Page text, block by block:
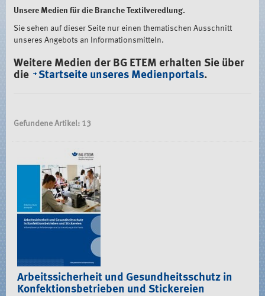
Unsere Medien für die Branche Textilveredlung.
Sie sehen auf dieser Seite nur einen thematischen Ausschnitt
unseres Angebots an Informationsmitteln.
Weitere Medien der BG ETEM erhalten Sie über
die
Startseite unseres Medienportals.
Gefundene Artikel: 13
Arbeitssicherheit und Gesundheitsschutz in
Konfektionsbetrieben und Stickereien